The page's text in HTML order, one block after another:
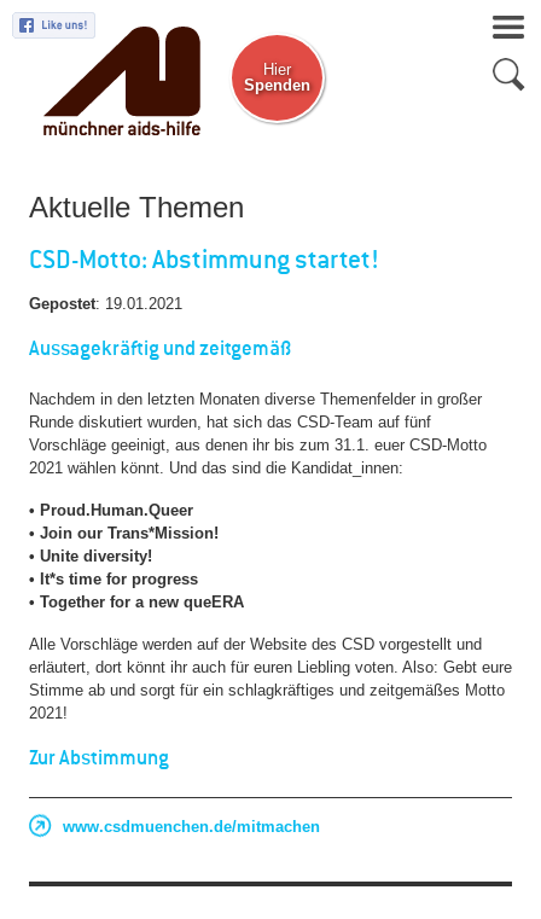
Hier
Spenden
Aktuelle Themen
CSD-Motto: Abstimmung startet!
Gepostet: 19.01.2021
Aussagekräftig und zeitgemäß
Nachdem in den letzten Monaten diverse Themenfelder in großer
Runde diskutiert wurden, hat sich das CSD-Team auf fünf
Vorschläge geeinigt, aus denen ihr bis zum 31.1. euer CSD-Motto
2021 wählen könnt. Und das sind die Kandidat_innen:
• Proud.Human.Queer
• Join our Trans*Mission!
• Unite diversity!
• It*s time for progress
• Together for a new queERA
Alle Vorschläge werden auf der Website des CSD vorgestellt und
erläutert, dort könnt ihr auch für euren Liebling voten. Also: Gebt eure
Stimme ab und sorgt für ein schlagkräftiges und zeitgemäßes Motto
2021!
Zur Abstimmung
www.csdmuenchen.de/mitmachen